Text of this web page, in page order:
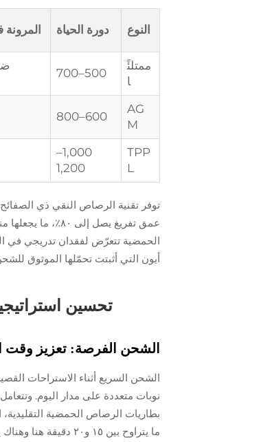
النوع دورة الحياة
ممتلئً
ا
500–700
AG
M
600–800
TPP
L
1,000–
1,200
عمق تفريغ يصل
الحمضية تتعرّض لفقدان تدريجي في
أيون التي أثبتت تحمّلها الموثوق
تحسين
الشحن الفرصة: تعزيز وقت
الشحن السريع أثناء الاستراحات
نوبات متعددة على مدار اليوم.
بطاريات الرصاص الحمضية
ما يتراوح بين ١٥